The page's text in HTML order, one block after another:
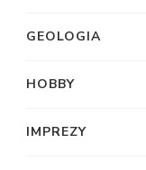
GEOLOGIA
HOBBY
IMPREZY